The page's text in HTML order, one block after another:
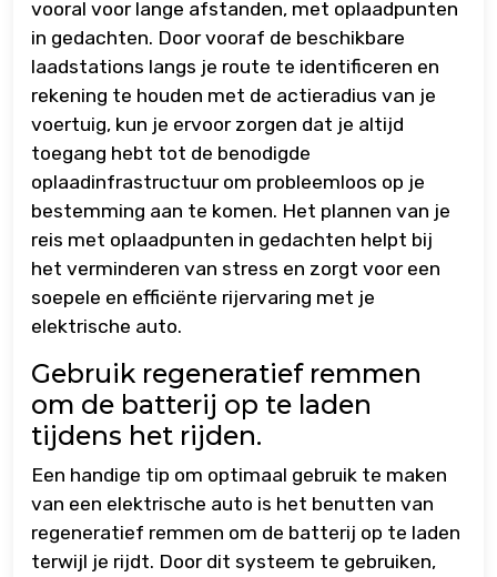
vooral voor lange afstanden, met oplaadpunten
in gedachten. Door vooraf de beschikbare
laadstations langs je route te identificeren en
rekening te houden met de actieradius van je
voertuig, kun je ervoor zorgen dat je altijd
toegang hebt tot de benodigde
oplaadinfrastructuur om probleemloos op je
bestemming aan te komen. Het plannen van je
reis met oplaadpunten in gedachten helpt bij
het verminderen van stress en zorgt voor een
soepele en efficiënte rijervaring met je
elektrische auto.
Gebruik regeneratief remmen
om de batterij op te laden
tijdens het rijden.
Een handige tip om optimaal gebruik te maken
van een elektrische auto is het benutten van
regeneratief remmen om de batterij op te laden
terwijl je rijdt. Door dit systeem te gebruiken,